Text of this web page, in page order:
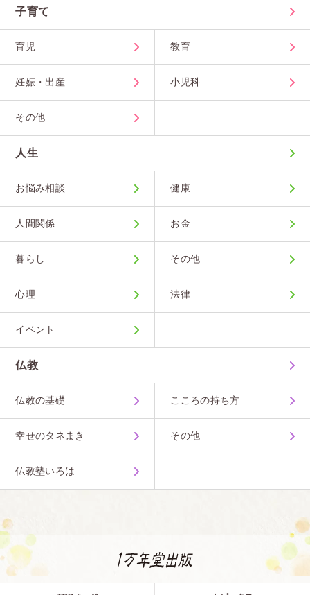
子育て
育児 教育
妊娠・出産 小児科
その他
人生
お悩み相談 健康
人間関係 お金
暮らし その他
心理 法律
イベント
仏教
仏教の基礎 こころの持ち方
幸せのタネまき その他
仏教塾いろは